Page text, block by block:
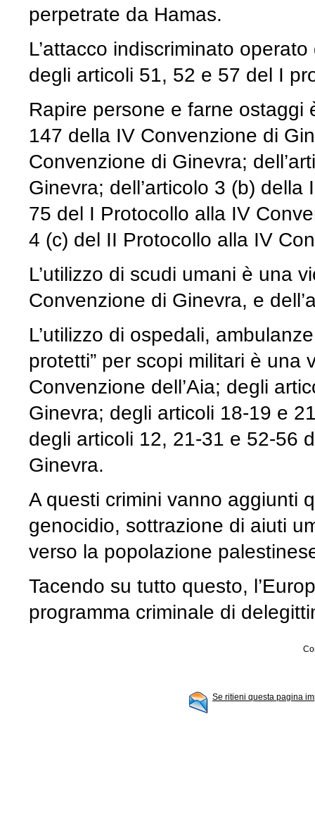
perpetrate da Hamas.
L’attacco indiscriminato
degli articoli 51, 52 e 57 del I
Rapire persone e farne ostaggi
147 della IV Convenzione di
Convenzione di Ginevra;
Ginevra; dell’articolo 3 (b)
75 del I Protocollo alla IV
4 (c) del II Protocollo alla IV
L’utilizzo di scudi umani è una
Convenzione di Ginevra, e
L’utilizzo di ospedali,
protetti” per scopi militari è una
Convenzione dell’Aia; degli
Ginevra; degli articoli 18-19 e
degli articoli 12, 21-31 e 52-56
Ginevra.
A questi crimini vanno aggiunti
genocidio, sottrazione di aiuti
verso la popolazione
Tacendo su tutto questo,
programma criminale di
Se ritieni questa pagina